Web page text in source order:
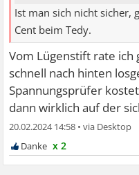
Ist man sich nicht sicher,
Cent beim Tedy.
Vom Lügenstift rate ich
schnell nach hinten
Spannungsprüfer
dann wirklich auf der
20.02.2024 14:58 •
x 2